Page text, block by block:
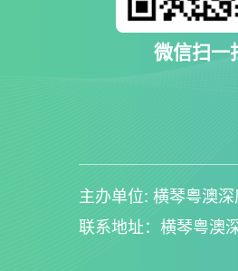
微信扫一
主办单位: 横琴粤澳
联系地址：横琴粤澳